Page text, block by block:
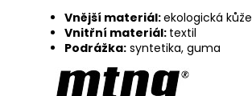
Vnější materiál:ekologická kůže
Vnitřní materiál: textil
Podrážka: syntetika, guma